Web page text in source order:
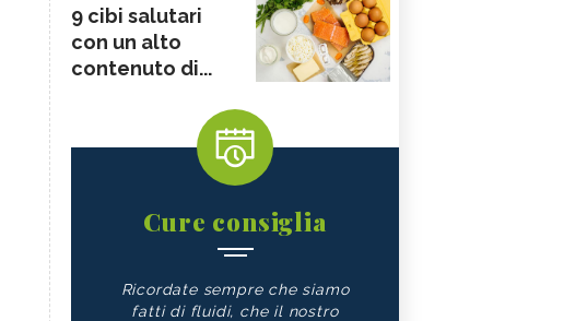
9 cibi salutari
con un alto
contenuto di...
Cure consiglia
Ricordate sempre che siamo
fatti di fluidi, che il nostro